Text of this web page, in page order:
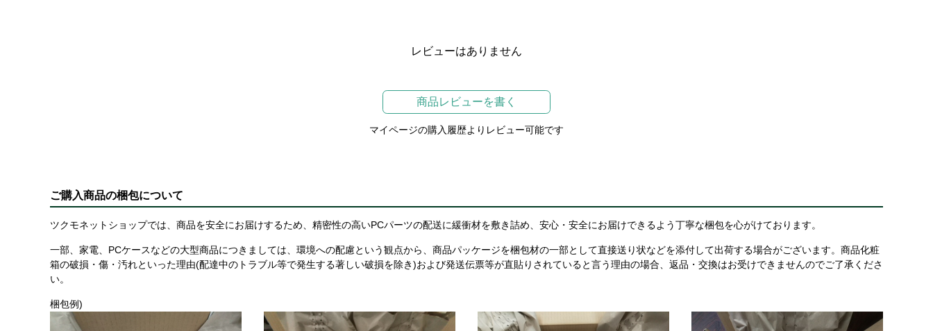
レビューはありません
商品レビューを書く
マイページの購入履歴よりレビュー可能です
ご購入商品の梱包について
ツクモネットショップでは、商品を安全にお届けするため、精密性の高いPCパーツの配送に緩衝材を敷き詰め、安心・安全にお届けできるよう丁寧な梱包を心がけております。
一部、家電、PCケースなどの大型商品につきましては、環境への配慮という観点から、商品パッケージを梱包材の一部として直接送り状などを添付して出荷する場合がございます。商品化粧
箱の破損・傷・汚れといった理由(配達中のトラブル等で発生する著しい破損を除き)および発送伝票等が直貼りされていると言う理由の場合、返品・交換はお受けできませんのでご了承くださ
い。
梱包例)